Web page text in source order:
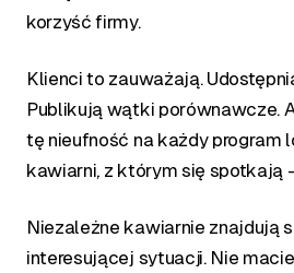
korzyść firmy.
Klienci to zauważają.
Publikują wątki porównawcze.
tę nieufność na każdy program
kawiarni, z którym się spotkają
Niezależne kawiarnie znajdują
interesującej sytuacji. Nie